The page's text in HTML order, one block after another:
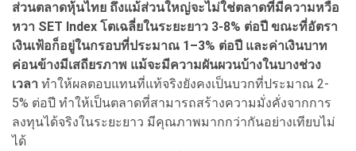
ส่วนตลาดหุ้นไทย ถึงแม้ส่วนใหญ่จะไม่ใช่ตลาดที่มีความหวือ
หวา SET Index โตเฉลี่ยในระยะยาว 3-8% ต่อปี ขณะที่อัตรา
เงินเฟ้อก็อยู่ในกรอบที่ประมาณ 1–3% ต่อปี และค่าเงินบาท
ค่อนข้างมีเสถียรภาพ แม้จะมีความผันผวนบ้างในบางช่วง
เวลา ทำให้ผลตอบแทนที่แท้จริงยังคงเป็นบวกที่ประมาณ 2-
5% ต่อปี ทำให้เป็นตลาดที่สามารถสร้างความมั่งคั่งจากการ
ลงทุนได้จริงในระยะยาว มีคุณภาพมากกว่ากันอย่างเทียบไม่
ได้